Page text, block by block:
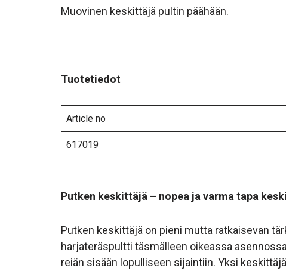
Muovinen keskittäjä pultin päähään.
Tuotetiedot
Article no
617019
Putken keskittäjä – nopea ja varma tapa
Putken keskittäjä on pieni mutta ratkaisevan
harjateräspultti täsmälleen oikeassa
reiän sisään lopulliseen sijaintiin. Yksi